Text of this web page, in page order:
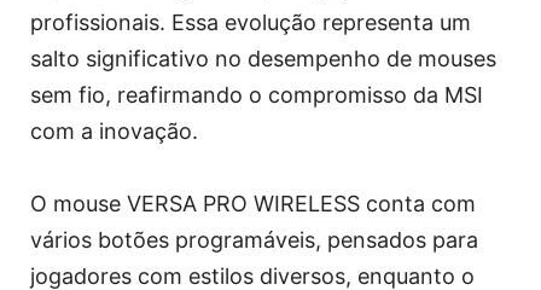
profissionais. Essa evolução representa um
salto significativo no desempenho de mouses
sem fio, reafirmando o compromisso da MSI
com a inovação.
O mouse VERSA PRO WIRELESS conta com
vários botões programáveis, pensados para
jogadores com estilos diversos, enquanto o